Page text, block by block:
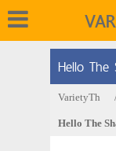
Hello The
VarietyTh
Hello The